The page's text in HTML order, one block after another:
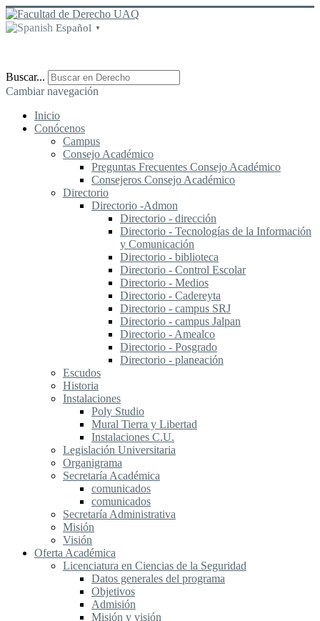
Español ▼
Buscar...
Cambiar navegación
Inicio
Conócenos
Campus
Consejo Académico
Preguntas Frecuentes Consejo Académico
Consejeros Consejo Académico
Directorio
Directorio -Admon
Directorio - dirección
Directorio - Tecnologías de la Información
y Comunicación
Directorio - biblioteca
Directorio - Control Escolar
Directorio - Medios
Directorio - Cadereyta
Directorio - campus SRJ
Directorio - campus Jalpan
Directorio - Amealco
Directorio - Posgrado
Directorio - planeación
Escudos
Historia
Instalaciones
Poly Studio
Mural Tierra y Libertad
Instalaciones C.U.
Legislación Universitaria
Organigrama
Secretaría Académica
comunicados
comunicados
Secretaría Administrativa
Misión
Visión
Oferta Académica
Licenciatura en Ciencias de la Seguridad
Datos generales del programa
Objetivos
Admisión
Misión y visión